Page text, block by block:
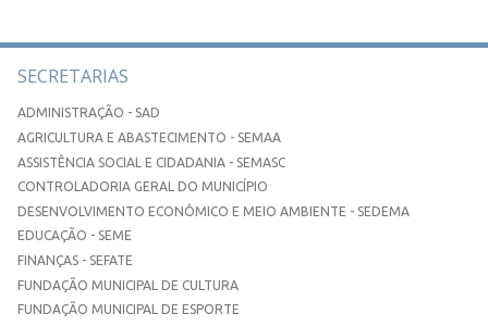
SECRETARIAS
ADMINISTRAÇÃO - SAD
AGRICULTURA E ABASTECIMENTO - SEMAA
ASSISTÊNCIA SOCIAL E CIDADANIA - SEMASC
CONTROLADORIA GERAL DO MUNICÍPIO
DESENVOLVIMENTO ECONÔMICO E MEIO AMBIENTE - SEDEMA
EDUCAÇÃO - SEME
FINANÇAS - SEFATE
FUNDAÇÃO MUNICIPAL DE CULTURA
FUNDAÇÃO MUNICIPAL DE ESPORTE